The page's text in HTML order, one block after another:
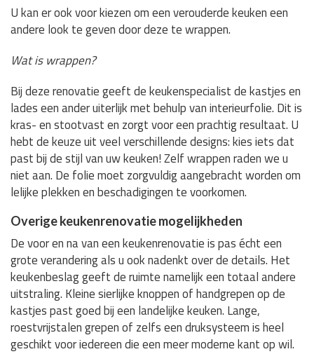
U kan er ook voor kiezen om een verouderde keuken een
andere look te geven door deze te wrappen.
Wat is wrappen?
Bij deze renovatie geeft de keukenspecialist de kastjes en
lades een ander uiterlijk met behulp van interieurfolie. Dit is
kras- en stootvast en zorgt voor een prachtig resultaat. U
hebt de keuze uit veel verschillende designs: kies iets dat
past bij de stijl van uw keuken! Zelf wrappen raden we u
niet aan. De folie moet zorgvuldig aangebracht worden om
lelijke plekken en beschadigingen te voorkomen.
Overige keukenrenovatie mogelijkheden
De voor en na van een keukenrenovatie is pas écht een
grote verandering als u ook nadenkt over de details. Het
keukenbeslag geeft de ruimte namelijk een totaal andere
uitstraling. Kleine sierlijke knoppen of handgrepen op de
kastjes past goed bij een landelijke keuken. Lange,
roestvrijstalen grepen of zelfs een druksysteem is heel
geschikt voor iedereen die een meer moderne kant op wil.